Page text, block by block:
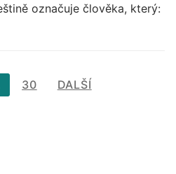
označuje člověka, který:
30 DALŠÍ